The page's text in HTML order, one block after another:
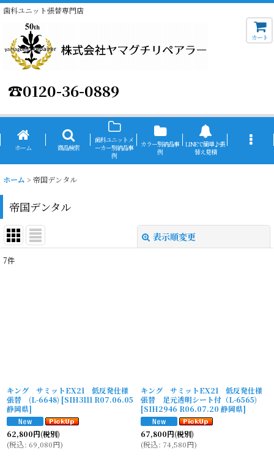
歯科ユニット張替専門店
☎0120-36-0889
カート
ホーム 商品検索
歯科ユニットメ
ーカー別納品事
例
カラー別納品事
例
LINEで簡単♪張
替え見積
ホーム > 帝国デンタル
帝国デンタル
表示順変更
7件
キング サミットEX21 低反発仕様
張替 (L-6648) [SIH3111 R07.06.05
静岡県]
62,800円(税別)
(税込: 69,080円)
キング サミットEX21 低反発仕様
張替 足元透明シート付（L-6565)
[SIH2946 R06.07.20 静岡県]
67,800円(税別)
(税込: 74,580円)